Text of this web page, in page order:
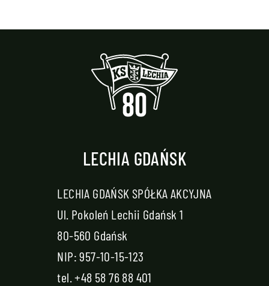
LECHIA GDAŃSK
LECHIA GDAŃSK SPÓŁKA AKCYJNA
Ul. Pokoleń Lechii Gdańsk 1
80-560 Gdańsk
NIP: 957-10-15-123
tel.+48 58 76 88 401